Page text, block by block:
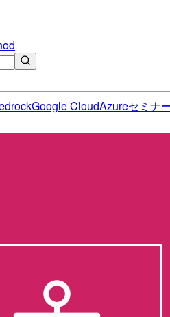
Google CloudAzureセミナ